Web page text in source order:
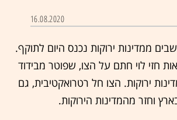
16.08.2020
ממדינות ירוקות נכנס היום לתוקף.
חזי לוי חתם על הצו, שפוטר מבידוד
השבים מ-20 מדינות ירוקות. הצו חל רטרואקטיבית, גם
וחזר מהמדינות הירוקות.